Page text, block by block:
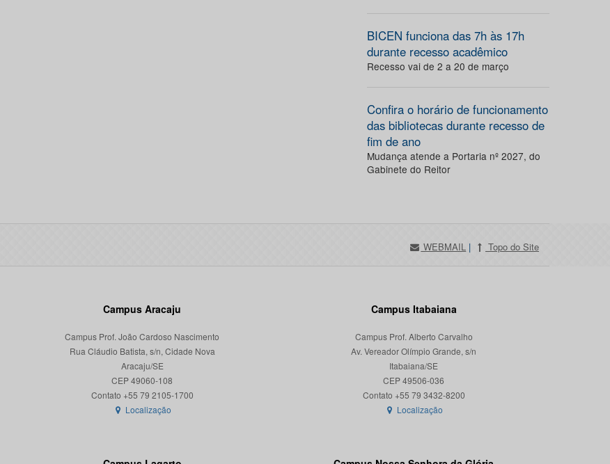
BICEN funciona das 7h às 17h
durante recesso acadêmico
Recesso vai de 2 a 20 de março
Confira o horário de funcionamento
das bibliotecas durante recesso de
fim de ano
Mudança atende a Portaria nº 2027, do
Gabinete do Reitor
WEBMAIL | Topo do Site
Campus Aracaju
Campus Prof. João Cardoso Nascimento
Rua Cláudio Batista, s/n, Cidade Nova
Aracaju/SE
CEP 49060-108
Localização
Campus Itabaiana
Campus Prof. Alberto Carvalho
Av. Vereador Olímpio Grande, s/n
Itabaiana/SE
CEP 49506-036
Localização